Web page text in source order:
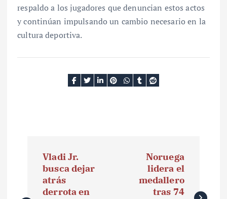
respaldo a los jugadores que denuncian estos actos
y continúan impulsando un cambio necesario en la
cultura deportiva.
Vladi Jr.
busca dejar
atrás
derrota en
Noruega
lidera el
medallero
tras 74